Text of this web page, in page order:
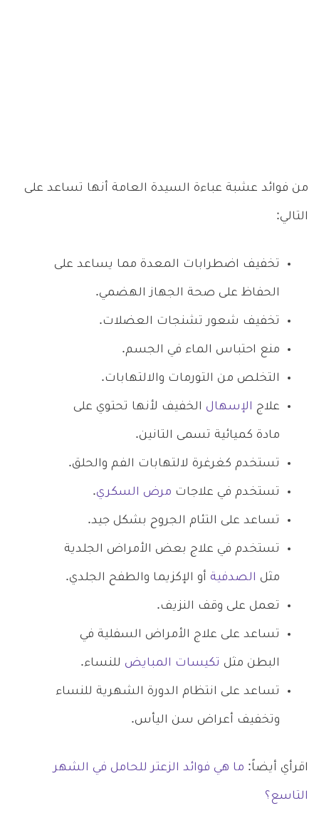
من فوائد عشبة عباءة السيدة العامة أنها تساعد على
التالي:
تخفيف اضطرابات المعدة مما يساعد على
الحفاظ على صحة الجهاز الهضمي.
تخفيف شعور تشنجات العضلات.
منع احتباس الماء في الجسم.
التخلص من التورمات والالتهابات.
علاج الإسهال الخفيف لأنها تحتوي على
مادة كميائية تسمى التانين.
تستخدم كغرغرة لالتهابات الفم والحلق.
تستخدم في علاجات مرض السكري.
تساعد على التئام الجروح بشكل جيد.
تستخدم في علاج بعض الأمراض الجلدية
مثل الصدفية أو الإكزيما والطفح الجلدي.
تعمل على وقف النزيف.
تساعد على علاج الأمراض السفلية في
البطن مثل تكيسات المبايض للنساء.
تساعد على انتظام الدورة الشهرية للنساء
وتخفيف أعراض سن اليأس.
اقرأي أيضاً: ما هي فوائد الزعتر للحامل في الشهر
التاسع؟